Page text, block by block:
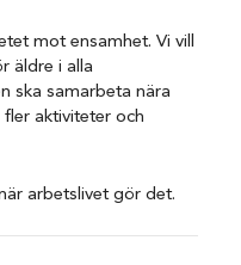
mot ensamhet. Vi vill
äldre i alla
ska samarbeta nära
aktiviteter och
arbetslivet gör det.